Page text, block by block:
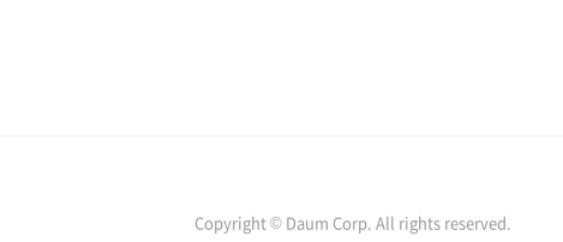
Copyright © Daum Corp. All rights reserved.